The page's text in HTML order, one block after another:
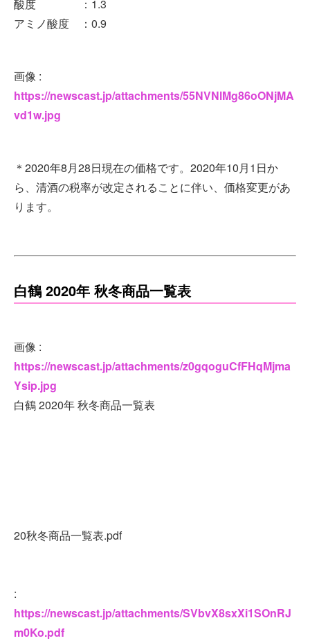
酸度 ：1.3
アミノ酸度 ：0.9
画像 :
https://newscast.jp/attachments/55NVNlMg86oONjMA
vd1w.jpg
＊2020年8月28日現在の価格です。2020年10月1日か
ら、清酒の税率が改定されることに伴い、価格変更があ
ります。
白鶴 2020年 秋冬商品一覧表
画像 :
https://newscast.jp/attachments/z0gqoguCfFHqMjma
Ysip.jpg
白鶴 2020年 秋冬商品一覧表
20秋冬商品一覧表.pdf
:
https://newscast.jp/attachments/SVbvX8sxXi1SOnRJ
m0Ko.pdf